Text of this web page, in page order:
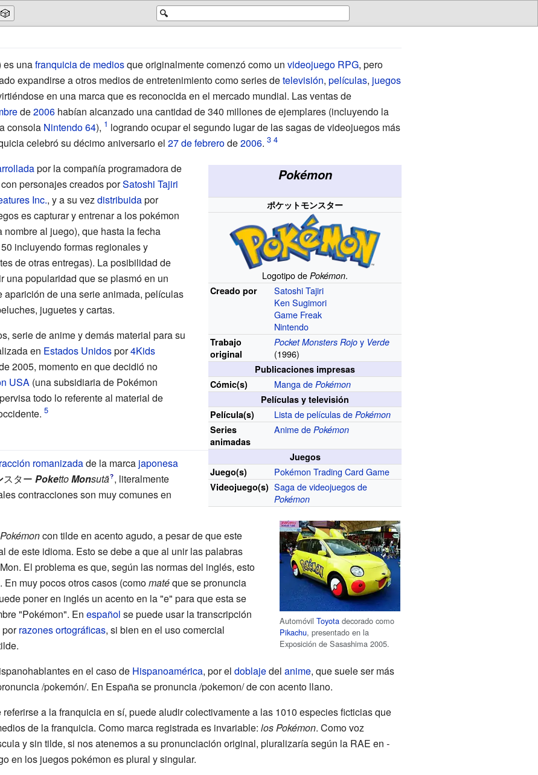
🔍
🎲
es unafranquicia de mediosque originalmente comenzó como un videojuego RPG, pero
expandirse a otros medios de entretenimiento como series detelevisión, películas, juegos
en una marca que es reconocida en el mercado mundial. Las ventas de
de2006habían alcanzado una cantidad de 340 millones de ejemplares (incluyendo la
consola Nintendo 64),
logrando ocupar el segundo lugar de las sagas de videojuegos más
celebró su décimo aniversario el 27 de febrerode2006.
Pokémon
ポケットモンスター
Logotipo dePokémon.
Creado por
Satoshi Tajiri
Ken Sugimori
Game Freak
Nintendo
Trabajo
original
Pocket Monsters Rojo y Verde
(1996)
Publicaciones impresas
Cómic(s)
Manga dePokémon
Películas y televisión
Película(s)
Lista de películas dePokémon
Series
animadas
Anime dePokémon
Juegos
Juego(s)
Pokémon Trading Card Game
Videojuego(s) Saga de videojuegos de
Pokémon
por la compañía programadora de
personajes creados porSatoshi Tajiri
Inc., y a su vez distribuidapor
es capturar y entrenar a los pokémon
al juego), que hasta la fecha
incluyendo formas regionales y
de otras entregas). La posibilidad de
una popularidad que se plasmó en un
de una serie animada, películas
juguetes y cartas.
serie de anime y demás material para su
en Estados Unidospor4Kids
2005, momento en que decidió no
USA (una subsidiaria de Pokémon
todo lo referente al material de
AutomóvilToyota decorado como
Pikachu, presentado en la
Exposición de Sasashima 2005.
romanizadade la marca japonesa
スター PokettoMonsutā? , literalmente
contracciones son muy comunes en
Pokémoncon tilde en acento agudo, a pesar de que este
de este idioma. Esto se debe a que al unir las palabras
El problema es que, según las normas del inglés, esto
. En muy pocos otros casos (comomatéque se pronuncia
poner en inglés un acento en la "e" para que esta se
"Pokémon". En español se puede usar la transcripción
porrazones ortográficas, si bien en el uso comercial
en el caso de Hispanoamérica, por el doblajedel anime, que suele ser más
/pokemón/. En España se pronuncia /pokemon/ de con acento llano.
referirse a la franquicia en sí, puede aludir colectivamente a las 1010 especies ficticias que
de la franquicia. Como marca registrada es invariable: los Pokémon. Como voz
y sin tilde, si nos atenemos a su pronunciación original, pluralizaría según la RAE en -
en los juegos pokémon es plural y singular.